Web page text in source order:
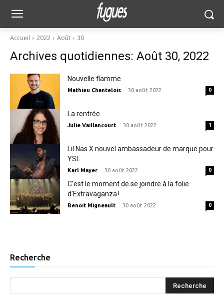
Accueil 2022 Août 30
Archives quotidiennes: Août 30, 2022
Nouvelle flamme
Mathieu Chantelois - 30 août 2022 0
La rentrée
Julie Vaillancourt - 30 août 2022 1
Lil Nas X nouvel ambassadeur de marque pour
YSL
Karl Mayer - 30 août 2022 0
C’est le moment de se joindre à la folie
d’Extravaganza !
Benoit Migneault - 30 août 2022 0
Recherche